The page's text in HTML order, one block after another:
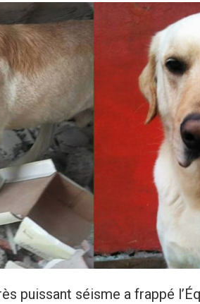
puissant séisme a frappé